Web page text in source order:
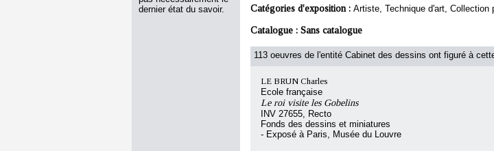
dernier état du savoir.
Catégories d'exposition : Artiste, Technique d'art, Collection
Catalogue : Sans catalogue
113 oeuvres de l'entité Cabinet des dessins ont figuré à
LE BRUN Charles
Ecole française
Le roi visite les Gobelins
INV 27655, Recto
Fonds des dessins et miniatures
- Exposé à Paris, Musée du Louvre